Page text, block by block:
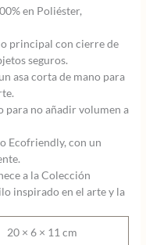
en Poliéster,
principal con cierre de
seguros.
asa corta de mano para
para no añadir volumen a
Ecofriendly, con un
a la Colección
inspirado en el arte y la
20 × 6 × 11 cm